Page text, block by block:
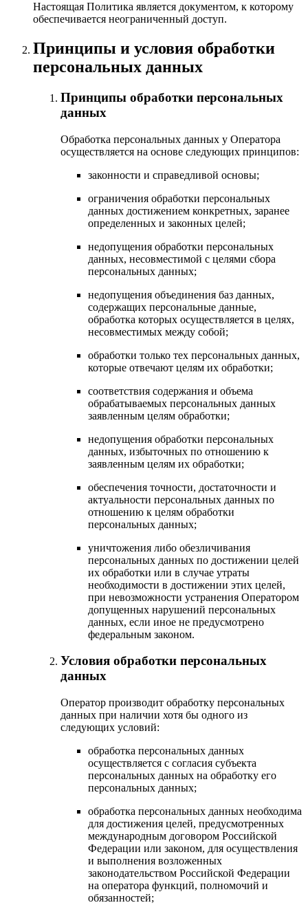
Настоящая Политика является документом, к которому
обеспечивается неограниченный доступ.
Принципы и условия обработки
персональных данных
Принципы обработки персональных
данных
Обработка персональных данных у Оператора
осуществляется на основе следующих принципов:
законности и справедливой основы;
ограничения обработки персональных
данных достижением конкретных, заранее
определенных и законных целей;
недопущения обработки персональных
данных, несовместимой с целями сбора
персональных данных;
недопущения объединения баз данных,
содержащих персональные данные,
обработка которых осуществляется в целях,
несовместимых между собой;
обработки только тех персональных данных,
которые отвечают целям их обработки;
соответствия содержания и объема
обрабатываемых персональных данных
заявленным целям обработки;
недопущения обработки персональных
данных, избыточных по отношению к
заявленным целям их обработки;
обеспечения точности, достаточности и
актуальности персональных данных по
отношению к целям обработки
персональных данных;
уничтожения либо обезличивания
персональных данных по достижении целей
их обработки или в случае утраты
необходимости в достижении этих целей,
при невозможности устранения Оператором
допущенных нарушений персональных
данных, если иное не предусмотрено
федеральным законом.
Условия обработки персональных
данных
Оператор производит обработку персональных
данных при наличии хотя бы одного из
следующих условий:
обработка персональных данных
осуществляется с согласия субъекта
персональных данных на обработку его
персональных данных;
обработка персональных данных необходима
для достижения целей, предусмотренных
международным договором Российской
Федерации или законом, для осуществления
и выполнения возложенных
законодательством Российской Федерации
на оператора функций, полномочий и
обязанностей;